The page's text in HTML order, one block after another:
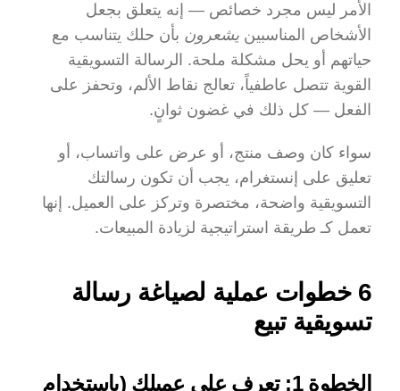
الأشخاص المناسبين يشعرون
الفعل — كل ذلك في غضون ثوانٍ.
تعمل كـ طريقة استراتيجية لزيادة المبيعات.
تسويقية تبيع